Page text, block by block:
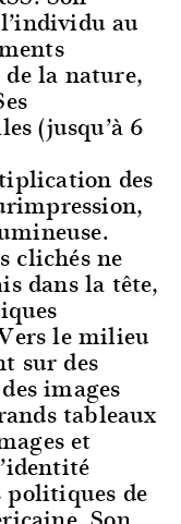
au
la nature,
(jusqu’à 6
des
clichés ne
dans la tête,
le milieu
sur des
images
tableaux
et
politiques de